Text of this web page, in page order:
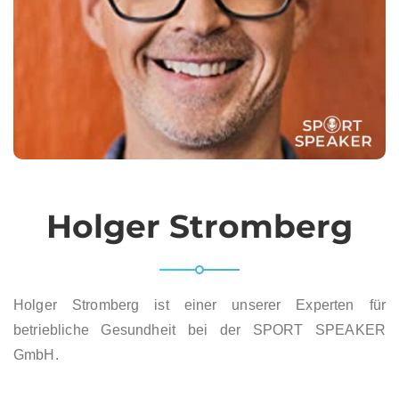
Holger Stromberg
Holger Stromberg ist einer unserer Experten für
betriebliche Gesundheit bei der SPORT SPEAKER
GmbH.